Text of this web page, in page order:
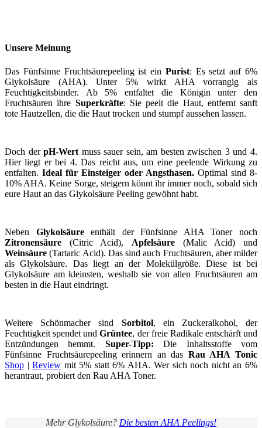
Unsere Meinung
Das Fünfsinne Fruchtsäurepeeling ist ein Purist: Es setzt auf 6%
Glykolsäure (AHA). Unter 5% wirkt AHA vorrangig als
Feuchtigkeitsbinder. Ab 5% entfaltet die Königin unter den
Fruchtsäuren ihre Superkräfte: Sie peelt die Haut, entfernt sanft
tote Hautzellen, die die Haut trocken und stumpf aussehen lassen.
Doch derpH-Wert muss sauer sein, am besten zwischen 3 und 4.
Hier liegt er bei 4. Das reicht aus, um eine peelende Wirkung zu
entfalten. Ideal für Einsteiger oder Angsthasen. Optimal sind 8-
10% AHA. Keine Sorge, steigern könnt ihr immer noch, sobald sich
eure Haut an das Glykolsäure Peeling gewöhnt habt.
Neben Glykolsäureenthält der Fünfsinne AHA Toner noch
Zitronensäure (Citric Acid), Apfelsäure (Malic Acid) und
Weinsäure (Tartaric Acid). Das sind auch Fruchtsäuren, aber milder
als Glykolsäure. Das liegt an der Molekülgröße. Diese ist bei
Glykolsäure am kleinsten, weshalb sie von allen Fruchtsäuren am
besten in die Haut eindringt.
Weitere Schönmacher sind Sorbitol, ein Zuckeralkohol, der
Feuchtigkeit spendet undGrüntee, der freie Radikale entschärft und
Entzündungen hemmt. Super-Tipp: Die Inhaltsstoffe vom
Fünfsinne Fruchtsäurepeeling erinnern an das Rau AHA Tonic
Shop |Review mit 5% statt 6% AHA. Wer sich noch nicht an 6%
herantraut, probiert den Rau AHA Toner.
Mehr Glykolsäure? Die besten AHA Peelings!